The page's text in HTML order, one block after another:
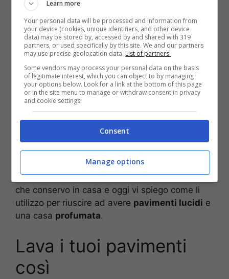
risultato ottenuto non è quello sperato. Per
questa ragione, ho scelto di utilizzare un
prodotto naturale, così come per il bucato
trattati confrequenza, occorre passare
quotidianamente lascopao in alternativa
aspirapolveree poi è necessario anche
lavarli. Perché è importante seguire questo
polvere o la sporcizia potrebbero
superfici. Dopo aver portato a termine la prima
fase, bisogna occuparsi della seconda, in
questo caso ho scelto di utilizzaredue prodotti
che conservo in casa e oggi vi spiego come li
utilizzo per riuscire ad avere pavimenti lucidi e
una casa profumata.
Lava i tuoi pavimenti
così
Learn more
Your personal data will be processed and information from
your device (cookies, unique identifiers, and other device
data) may be stored by, accessed by and shared with 319
partners, or used specifically by this site. We and our partners
may use precise geolocation data. List of partners.
Some vendors may process your personal data on the basis
of legitimate interest, which you can object to by managing
your options below. Look for a link at the bottom of this page
or in the site menu to manage or withdraw consent in privacy
and cookie settings.
Consent
Manage options